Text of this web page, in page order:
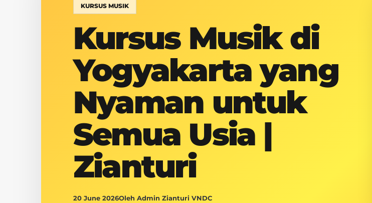
KURSUS MUSIK
Kursus Musik di
Yogyakarta yang
Nyaman untuk
Semua Usia |
Zianturi
20 June 2026Oleh Admin Zianturi VNDC